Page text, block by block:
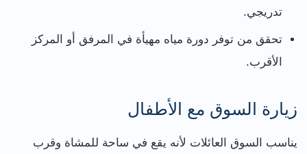
تدريجي.
تحقق من توفر دورة مياه مهيأة في المرفق أو المركز
الأقرب.
زيارة السوق مع الأطفال
يناسب السوق العائلات لأنه يقع في ساحة للمشاة وقرب